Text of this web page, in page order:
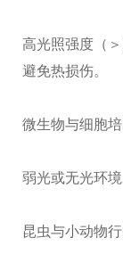
高光照强度（
避免热损伤。
微生物与细胞
弱光或无光环
昆虫与小动物